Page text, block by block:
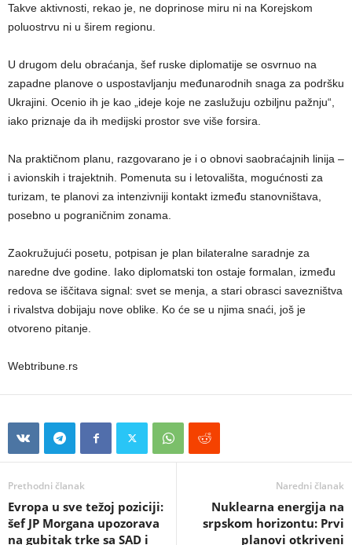
Takve aktivnosti, rekao je, ne doprinose miru ni na Korejskom
poluostrvu ni u širem regionu.
U drugom delu obraćanja, šef ruske diplomatije se osvrnuo na
zapadne planove o uspostavljanju međunarodnih snaga za podršku
Ukrajini. Ocenio ih je kao „ideje koje ne zaslužuju ozbiljnu pažnju“,
iako priznaje da ih medijski prostor sve više forsira.
Na praktičnom planu, razgovarano je i o obnovi saobraćajnih linija –
i avionskih i trajektnih. Pomenuta su i letovališta, mogućnosti za
turizam, te planovi za intenzivniji kontakt između stanovništava,
posebno u pograničnim zonama.
Zaokružujući posetu, potpisan je plan bilateralne saradnje za
naredne dve godine. Iako diplomatski ton ostaje formalan, između
redova se iščitava signal: svet se menja, a stari obrasci savezništva
i rivalstva dobijaju nove oblike. Ko će se u njima snaći, još je
otvoreno pitanje.
Webtribune.rs
Prethodni članak
Evropa u sve težoj poziciji:
šef JP Morgana upozorava
na gubitak trke sa SAD i
Naredni članak
Nuklearna energija na
srpskom horizontu: Prvi
planovi otkriveni